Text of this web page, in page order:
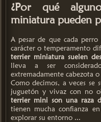
¿Por qué
miniatura pueden
A pesar de que cada
carácter o temperamento
terrier miniatura suelen
lleva a ser
extremadamente cabezota
Como decimos, a veces se
juguetón y vivaz con no
terrier mini son una raza
tienen mucha confianza
explorar su entorno ...